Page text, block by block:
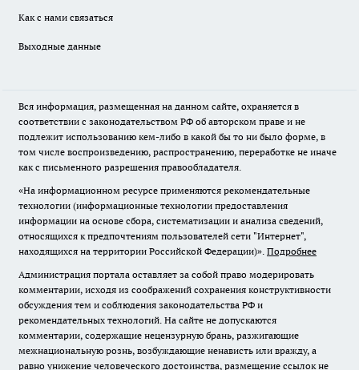
Как с нами связаться
Выходные данные
Вся информация, размещенная на данном сайте, охраняется в
соответствии с законодательством РФ об авторском праве и не
подлежит использованию кем-либо в какой бы то ни было форме, в
том числе воспроизведению, распространению, переработке не иначе
как с письменного разрешения правообладателя.
«На информационном ресурсе применяются рекомендательные
технологии (информационные технологии предоставления
информации на основе сбора, систематизации и анализа сведений,
относящихся к предпочтениям пользователей сети "Интернет",
находящихся на территории Российской Федерации)». Подробнее
Администрация портала оставляет за собой право модерировать
комментарии, исходя из соображений сохранения конструктивности
обсуждения тем и соблюдения законодательства РФ и
рекомендательных технологий. На сайте не допускаются
комментарии, содержащие нецензурную брань, разжигающие
межнациональную рознь, возбуждающие ненависть или вражду, а
равно унижение человеческого достоинства, размещение ссылок не